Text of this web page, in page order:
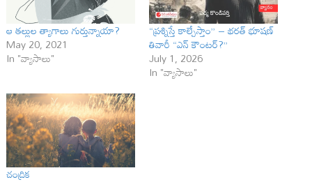
ఆ త‌ల్లుల త్యాగాలు గుర్తున్నాయా?
May 20, 2021
In "వ్యాసాలు"
“ప్రశ్నిస్తే కాల్చేస్తాం” – భరత్ భూషణ్
తివారీ “ఎన్ కౌంటర్?”
July 1, 2026
In "వ్యాసాలు"
చంద్రిక‌